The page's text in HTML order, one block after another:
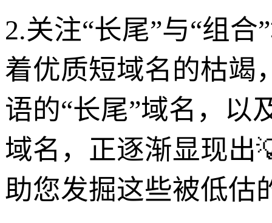
2.关注“长尾”与“组
着优质短域名的枯竭
语的“长尾”域名，以
域名，正逐渐显现出
助您发掘这些被低估